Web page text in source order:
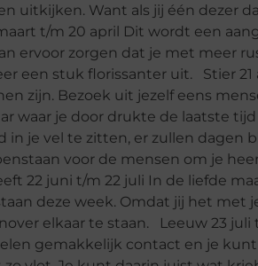
uitkijken. Want als jij één dezer
t/m 20 april Dit wordt een
ervoor zorgen dat je met meer
een stuk florissanter uit. Stier 21
zijn. Bezoek uit jezelf eens
waar je door drukte de laatste
in je vel te zitten, er zullen dagen
voor de mensen om je
22 juni t/m 22 juli In de liefde
deze week. Omdat jij het met
elkaar te staan. Leeuw 23 juli
gemakkelijk contact en je